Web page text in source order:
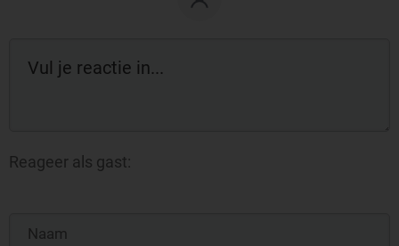
Reageer als gast: